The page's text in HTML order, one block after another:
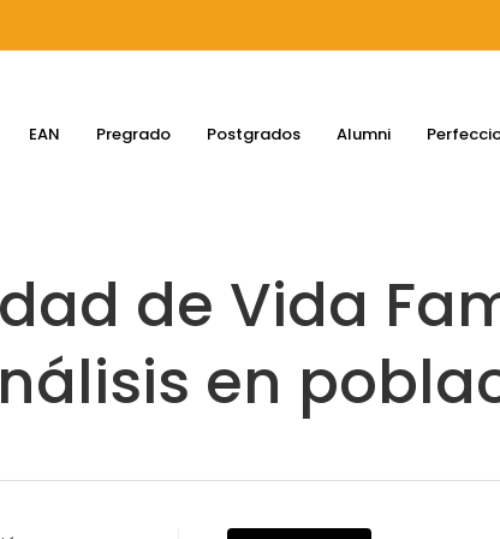
EAN Pregrado Postgrados Alumni
de Vida
en